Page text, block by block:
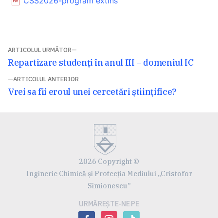
Navigare
în
articole
ARTICOLUL ANTERIOR
Articolul
Vrei sa fii eroul unei cercetări științifice?
ARTICOLUL URMĂTOR
Articolul
Repartizare studenți în anul III – domeniul IC
2026 Copyright ©
Inginerie Chimică și Protecția Mediului „Cristofor
Simionescu”
URMĂREȘTE-NE PE